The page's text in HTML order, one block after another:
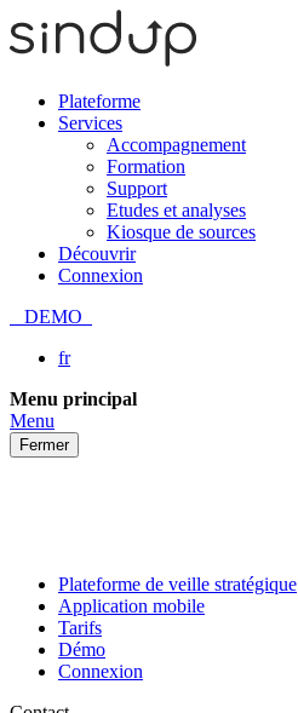
Plateforme
Services
Accompagnement
Formation
Support
Etudes et analyses
Kiosque de sources
Découvrir
Connexion
DEMO
fr
Passer
au
contenu
Menu principal
Menu
Fermer
Plateforme de veille stratégique
Application mobile
Tarifs
Démo
Connexion